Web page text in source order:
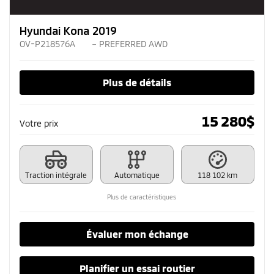
Hyundai Kona 2019
OV-P218576A – PREFERRED AWD
Plus de détails
Votre prix 15 280$
Traction intégrale Automatique 118 102 km
Plus de caractéristiques
Évaluer mon échange
Planifier un essai routier